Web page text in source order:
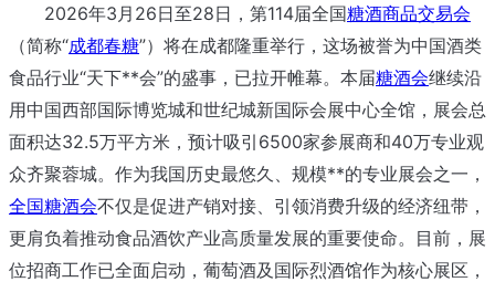
2026年3月26日至28日，第114届全国糖酒商品交易会
（简称“成都春糖”）将在成都隆重举行，这场被誉为中国酒类
食品行业“天下**会”的盛事，已拉开帷幕。本届糖酒会继续沿
用中国西部国际博览城和世纪城新国际会展中心全馆，展会总
面积达32.5万平方米，预计吸引6500家参展商和40万专业观
众齐聚蓉城。作为我国历史最悠久、规模**的专业展会之一，
全国糖酒会不仅是促进产销对接、引领消费升级的经济纽带，
更肩负着推动食品酒饮产业高质量发展的重要使命。目前，展
位招商工作已全面启动，葡萄酒及国际烈酒馆作为核心展区，